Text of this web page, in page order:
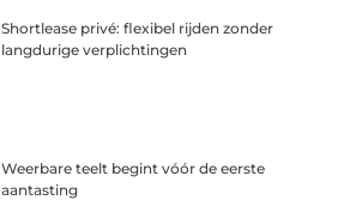
Shortlease privé: flexibel rijden zonder
langdurige verplichtingen
Weerbare teelt begint vóór de eerste
aantasting